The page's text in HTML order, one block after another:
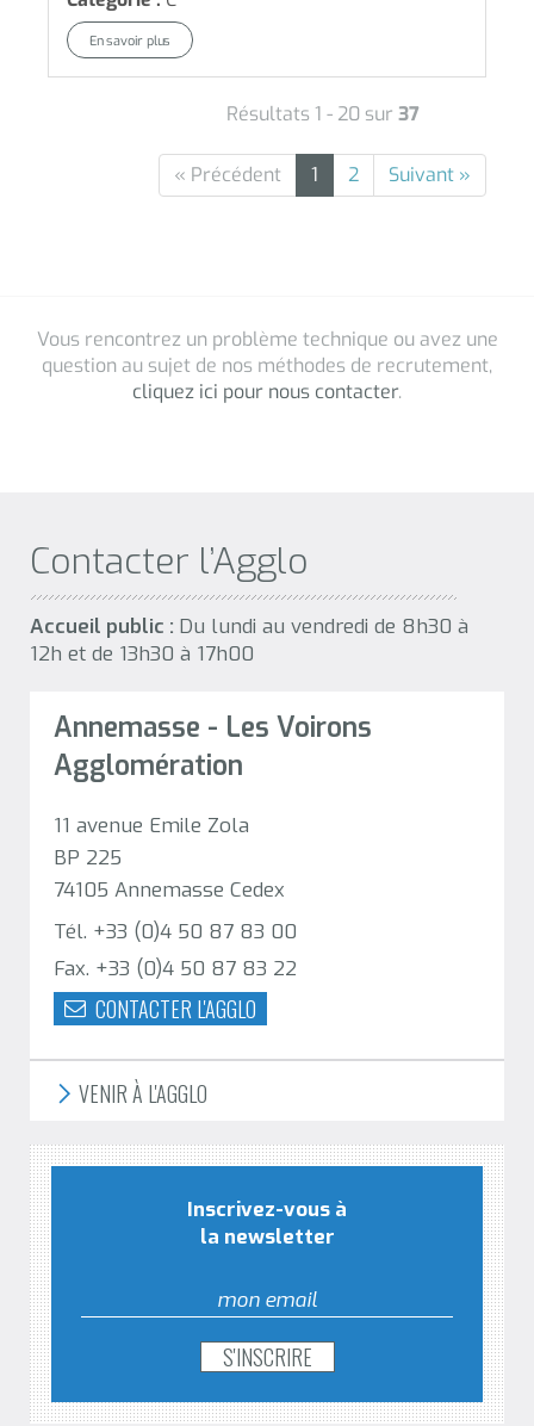
Contacter l’Agglo
Accueil public : Du lundi au vendredi de 8h30 à
12h et de 13h30 à 17h00
Annemasse - Les Voirons
Agglomération
11 avenue Emile Zola
BP 225
74105 Annemasse Cedex
Tél. +33 (0)4 50 87 83 00
Fax. +33 (0)4 50 87 83 22
CONTACTER L'AGGLO
VENIR À L'AGGLO
Inscrivez-vous à
la newsletter